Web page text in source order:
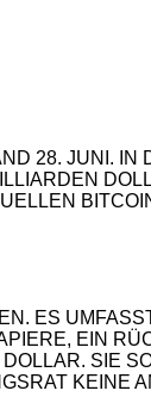
28. JUNI.
ES
EIN
SIE
KEINE